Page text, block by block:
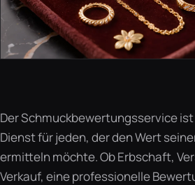
Der Schmuckbewertungsservice
Dienst für jeden, der den Wert
ermitteln möchte. Ob Erbschaft,
Verkauf, eine professionelle